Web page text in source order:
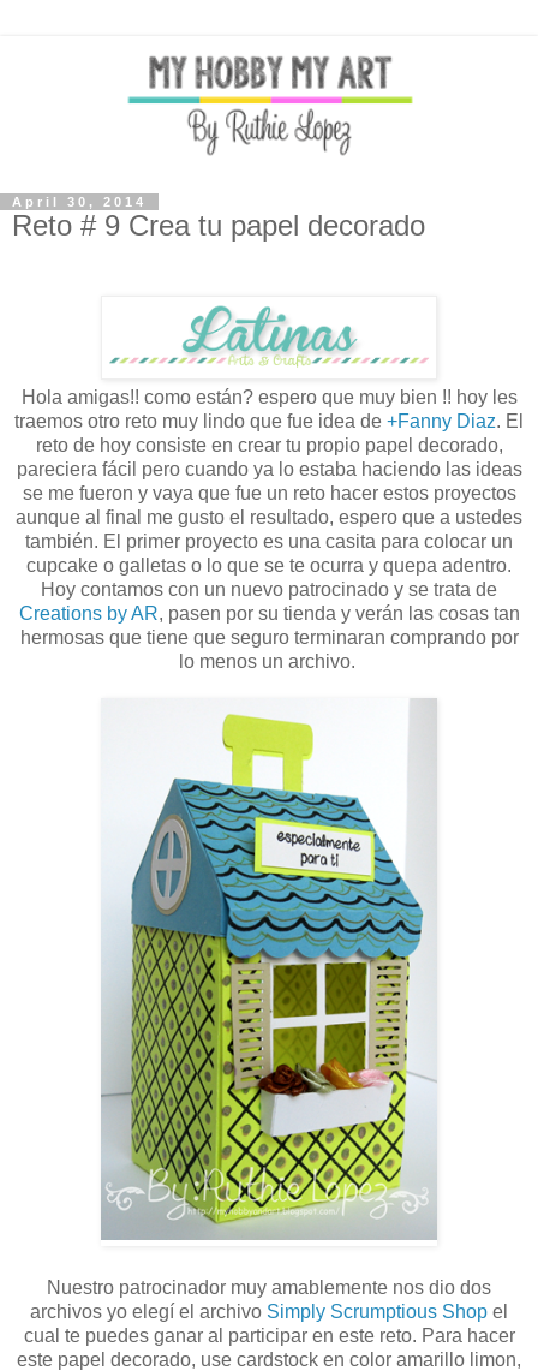
April 30, 2014
Reto # 9 Crea tu papel decorado
Hola amigas!! como están? espero que muy bien !! hoy les
traemos otro reto muy lindo que fue idea de +Fanny Diaz. El
reto de hoy consiste en crear tu propio papel decorado,
pareciera fácil pero cuando ya lo estaba haciendo las ideas
se me fueron y vaya que fue un reto hacer estos proyectos
aunque al final me gusto el resultado, espero que a ustedes
también. El primer proyecto es una casita para colocar un
cupcake o galletas o lo que se te ocurra y quepa adentro.
Hoy contamos con un nuevo patrocinado y se trata de
Creations by AR, pasen por su tienda y verán las cosas tan
hermosas que tiene que seguro terminaran comprando por
lo menos un archivo.
Nuestro patrocinador muy amablemente nos dio dos
archivos yo elegí el archivo Simply Scrumptious Shop el
cual te puedes ganar al participar en este reto. Para hacer
este papel decorado, use cardstock en color amarillo limon,